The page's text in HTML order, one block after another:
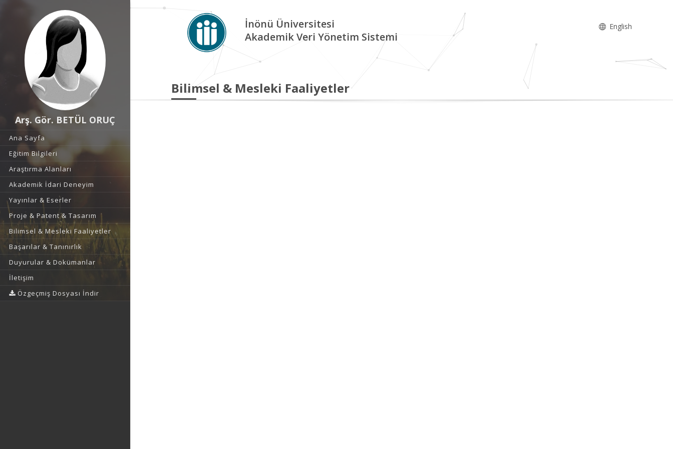
Arş. Gör. BETÜL ORUÇ
Ana Sayfa
Eğitim Bilgileri
Araştırma Alanları
Akademik İdari Deneyim
Yayınlar & Eserler
Proje & Patent & Tasarım
Bilimsel & Mesleki Faaliyetler
Başarılar & Tanınırlık
Duyurular & Dokümanlar
İletişim
Özgeçmiş Dosyası İndir
İnönü Üniversitesi
Akademik Veri Yönetim Sistemi
English
Bilimsel & Mesleki Faaliyetler